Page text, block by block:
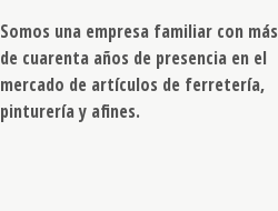
Somos una empresa familiar con más
de cuarenta años de presencia en el
mercado de artículos de ferretería,
pinturería y afines.